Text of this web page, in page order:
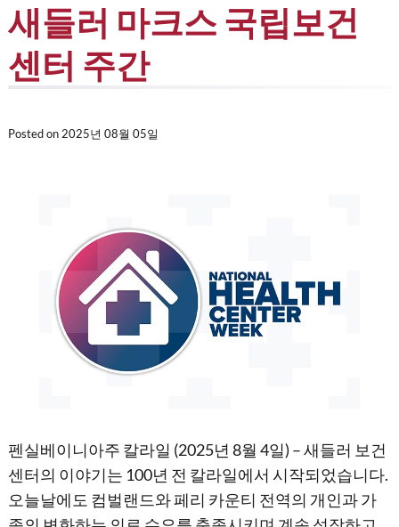
새들러 마크스 국립보건
센터 주간
Posted on 2025년 08월 05일
펜실베이니아주 칼라일 (2025년 8월 4일) – 새들러 보건
센터의 이야기는 100년 전 칼라일에서 시작되었습니다.
오늘날에도 컴벌랜드와 페리 카운티 전역의 개인과 가